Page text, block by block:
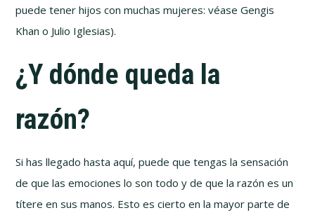
puede tener hijos con muchas mujeres: véase Gengis
Khan o Julio Iglesias).
¿Y dónde queda la
razón?
Si has llegado hasta aquí, puede que tengas la sensación
de que las emociones lo son todo y de que la razón es un
títere en sus manos. Esto es cierto en la mayor parte de